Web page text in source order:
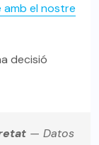
el nostre
decisió
— Datos